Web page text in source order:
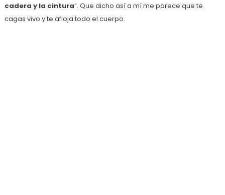
cadera y la cintura”. Que dicho así a mí me parece que te
cagas vivo y te afloja todo el cuerpo.